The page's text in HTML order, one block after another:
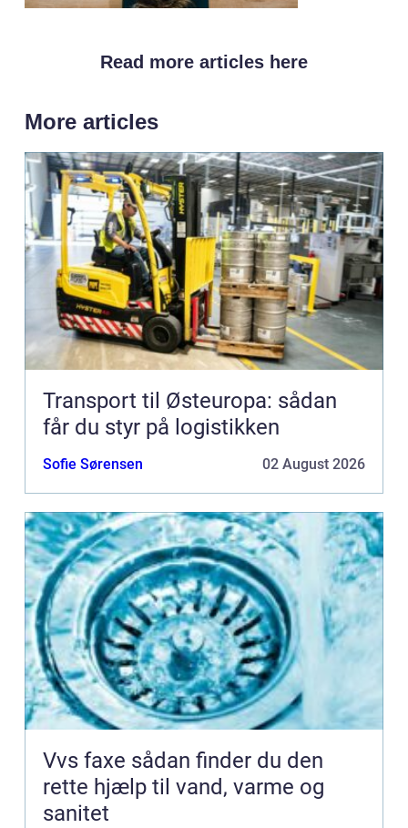
Read more articles here
More articles
Transport til Østeuropa: sådan
får du styr på logistikken
Sofie Sørensen 02 August 2026
Vvs faxe sådan finder du den
rette hjælp til vand, varme og
sanitet